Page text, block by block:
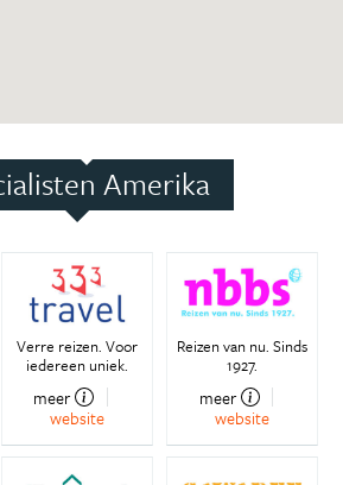
Amerika
Verre reizen. Voor
iedereen uniek.
meer
website
Reizen van nu. Sinds
1927.
meer
website